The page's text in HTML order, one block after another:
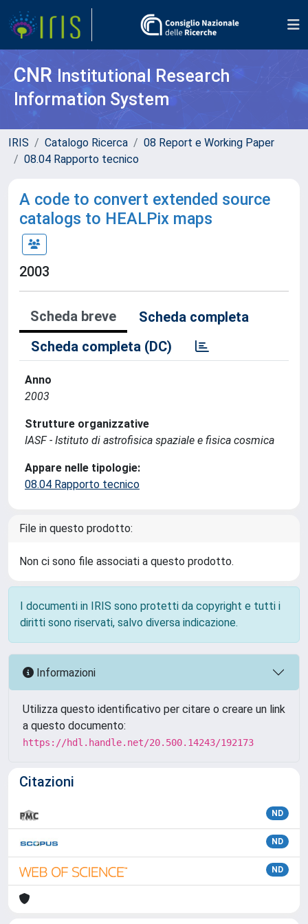
CNR Institutional Research
Information System
IRIS Catalogo Ricerca
08 Report e Working Paper
08.04 Rapporto tecnico
A code to convert extended source
catalogs to HEALPix maps
2003
Scheda breve
Scheda completa
Scheda completa (DC)
Anno
2003
Strutture organizzative
IASF - Istituto di astrofisica spaziale e fisica cosmica
Appare nelle tipologie:
08.04 Rapporto tecnico
File in questo prodotto:
Non ci sono file associati a questo prodotto.
I documenti in IRIS sono protetti da copyright e tutti i
diritti sono riservati, salvo diversa indicazione.
Informazioni
Utilizza questo identificativo per citare o creare un link
a questo documento:
https://hdl.handle.net/20.500.14243/192173
Citazioni
ND
ND
ND